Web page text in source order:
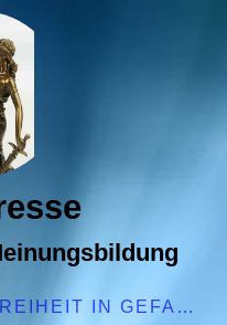
FREIHEIT IN GEFAHR